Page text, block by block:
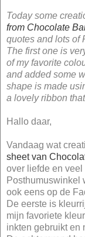
Today some
from Chocolate
quotes and lots of
The first one is
of my favorite
and added some
shape is made
a lovely ribbon
Hallo daar,
Vandaag wat
sheet van
over liefde en veel
Posthumuswinkel
ook eens op de
De eerste is
mijn favoriete
inkten gebruikt en